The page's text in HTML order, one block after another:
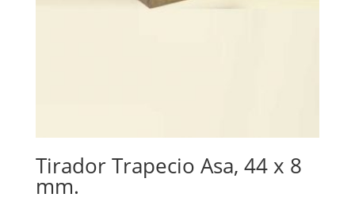
Tirador Trapecio Asa, 44 x 8
mm.